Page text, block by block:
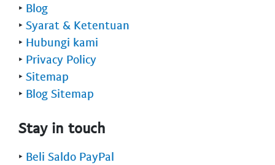
‣ Blog
‣ Syarat & Ketentuan
‣ Hubungi kami
‣ Privacy Policy
‣ Sitemap
‣ Blog Sitemap
Stay in touch
‣ Beli Saldo PayPal